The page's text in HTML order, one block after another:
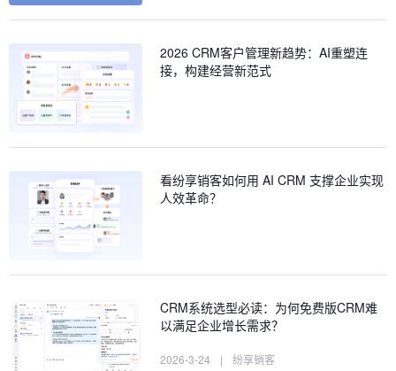
2026 CRM客户管理新趋势：AI重塑连
接，构建经营新范式
看纷享销客如何用 AI CRM 支撑企业实现
人效革命？
CRM系统选型必读：为何免费版CRM难
以满足企业增长需求？
2026-3-24 | 纷享销客